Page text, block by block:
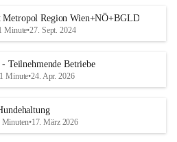
Metropol Region Wien+NÖ+BGLD
Minute•27. Sept. 2024
- Teilnehmende Betriebe
Minute•24. Apr. 2026
Minuten•17. März 2026